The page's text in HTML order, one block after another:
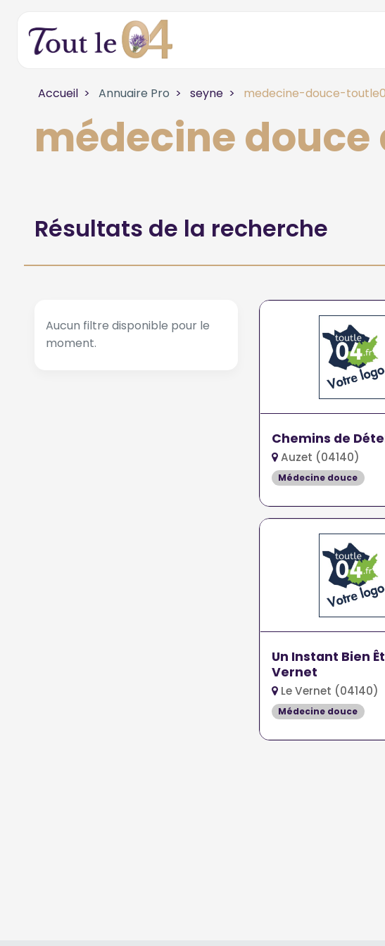
Accueil Annuaire Pro seyne medecine-douce-
médecine douce
Résultats de la recherche
Aucun filtre disponible pour le
moment.
Chemins de
Auzet (04140)
Médecine douce
Un Instant Bien
Vernet
Le Vernet (04140)
Médecine douce